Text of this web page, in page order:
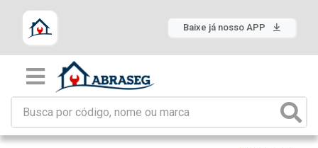
Baixe já nosso APP